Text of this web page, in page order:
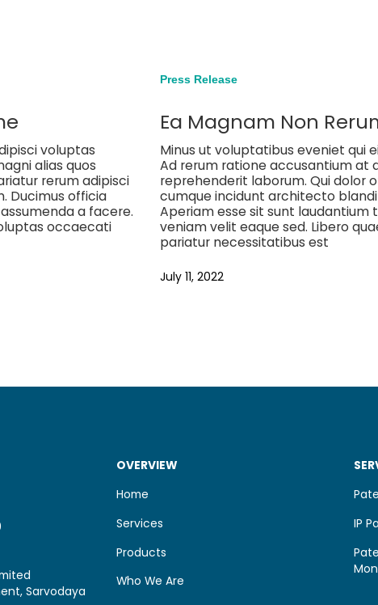
voluptas
alias quos
rerum adipisci
Ducimus officia
a facere.
occaecati
Press Release
Ea Magnam Non
Minus ut voluptatibus eveniet qui
Ad rerum ratione accusantium at
reprehenderit laborum. Qui dolor
cumque incidunt architecto
Aperiam esse sit sunt laudantium
veniam velit eaque sed. Libero
pariatur necessitatibus est
July 11, 2022
Sarvodaya
OVERVIEW
Home
Services
Products
Who We Are
IP